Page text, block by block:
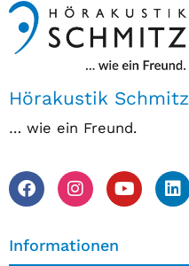
Hörakustik Schmitz
… wie ein Freund.
Informationen